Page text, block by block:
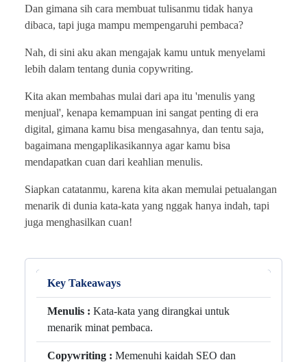
Dan gimana sih cara membuat tulisanmu tidak hanya
dibaca, tapi juga mampu mempengaruhi pembaca?
Nah, di sini aku akan mengajak kamu untuk menyelami
lebih dalam tentang dunia copywriting.
Kita akan membahas mulai dari apa itu 'menulis yang
menjual', kenapa kemampuan ini sangat penting di era
digital, gimana kamu bisa mengasahnya, dan tentu saja,
bagaimana mengaplikasikannya agar kamu bisa
mendapatkan cuan dari keahlian menulis.
Siapkan catatanmu, karena kita akan memulai petualangan
menarik di dunia kata-kata yang nggak hanya indah, tapi
juga menghasilkan cuan!
Key Takeaways
Menulis : Kata-kata yang dirangkai untuk
menarik minat pembaca.
Copywriting : Memenuhi kaidah SEO dan